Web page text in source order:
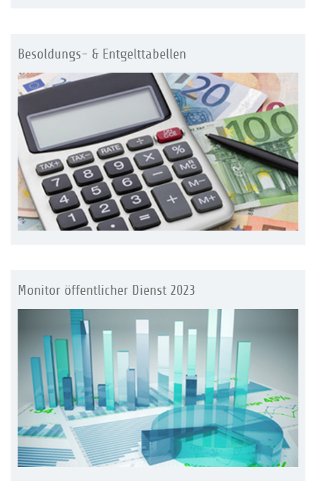
Besoldungs- & Entgelttabellen
Monitor öffentlicher Dienst 2023